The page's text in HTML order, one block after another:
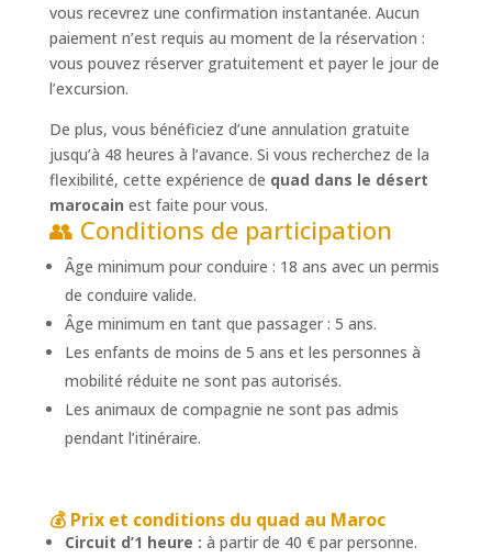
vous recevrez une confirmation instantanée. Aucun
paiement n’est requis au moment de la réservation :
vous pouvez réserver gratuitement et payer le jour de
l’excursion.
De plus, vous bénéficiez d’une annulation gratuite
jusqu’à 48 heures à l’avance. Si vous recherchez de la
flexibilité, cette expérience de quad dans le désert
marocain est faite pour vous.
👥 Conditions de participation
Âge minimum pour conduire : 18 ans avec un permis
de conduire valide.
Âge minimum en tant que passager : 5 ans.
Les enfants de moins de 5 ans et les personnes à
mobilité réduite ne sont pas autorisés.
Les animaux de compagnie ne sont pas admis
pendant l’itinéraire.
💰 Prix et conditions du quad au Maroc
Circuit d’1 heure : à partir de 40 € par personne.